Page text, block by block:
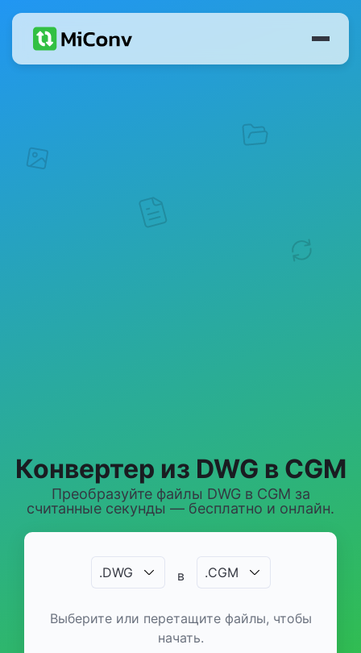
Конвертер из DWG в CGM
Преобразуйте файлы DWG в CGM за
считанные секунды — бесплатно и онлайн.
.DWG в .CGM
Выберите или перетащите файлы, чтобы
начать.